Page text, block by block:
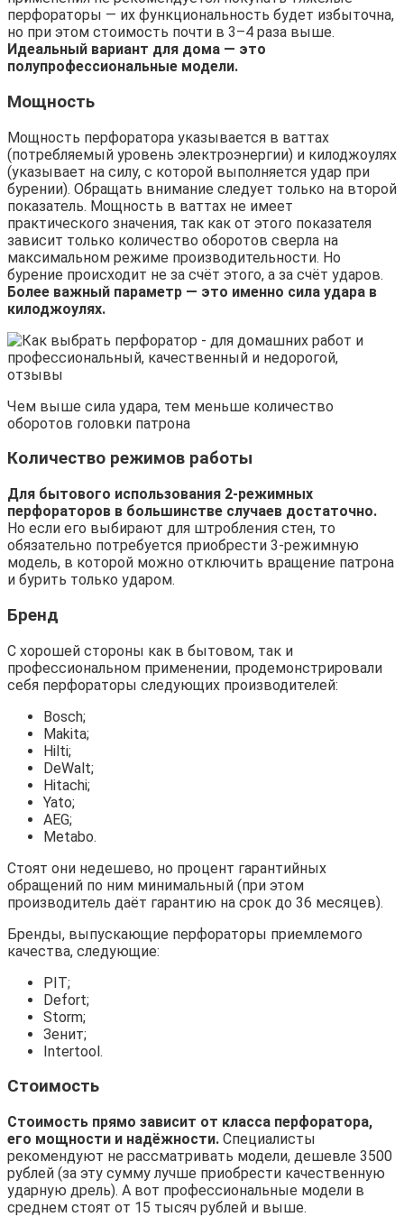
перфораторы — их функциональность будет избыточна,
но при этом стоимость почти в 3–4 раза выше.
Идеальный вариант для дома — это
полупрофессиональные модели.
Мощность
Мощность перфоратора указывается в ваттах
(потребляемый уровень электроэнергии) и килоджоулях
(указывает на силу, с которой выполняется удар при
бурении). Обращать внимание следует только на второй
показатель. Мощность в ваттах не имеет
практического значения, так как от этого показателя
зависит только количество оборотов сверла на
максимальном режиме производительности. Но
бурение происходит не за счёт этого, а за счёт ударов.
Более важный параметр — это именно сила удара в
килоджоулях.
Чем выше сила удара, тем меньше количество
оборотов головки патрона
Количество режимов работы
Для бытового использования 2-режимных
перфораторов в большинстве случаев достаточно.
Но если его выбирают для штробления стен, то
обязательно потребуется приобрести 3-режимную
модель, в которой можно отключить вращение патрона
и бурить только ударом.
Бренд
С хорошей стороны как в бытовом, так и
профессиональном применении, продемонстрировали
себя перфораторы следующих производителей:
Bosch;
Makita;
Hilti;
DeWalt;
Hitachi;
Yato;
AEG;
Metabo.
Стоят они недешево, но процент гарантийных
обращений по ним минимальный (при этом
производитель даёт гарантию на срок до 36 месяцев).
Бренды, выпускающие перфораторы приемлемого
качества, следующие:
PIT;
Defort;
Storm;
Зенит;
Intertool.
Стоимость
Стоимость прямо зависит от класса перфоратора,
его мощности и надёжности. Специалисты
рекомендуют не рассматривать модели, дешевле 3500
рублей (за эту сумму лучше приобрести качественную
ударную дрель). А вот профессиональные модели в
среднем стоят от 15 тысяч рублей и выше.